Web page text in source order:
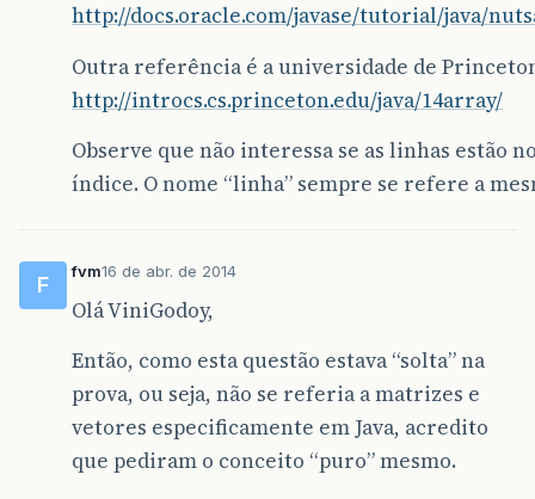
http://docs.oracle.com/javase/tutorial/java/
Outra referência é a universidade de
http://introcs.cs.princeton.edu/java/14array/
Observe que não interessa se as linhas estão
índice. O nome “linha” sempre se refere a
F
fvm16 de abr. de 2014
Olá ViniGodoy,
Então, como esta questão estava “solta” na
prova, ou seja, não se referia a matrizes e
vetores especificamente em Java, acredito
que pediram o conceito “puro” mesmo.